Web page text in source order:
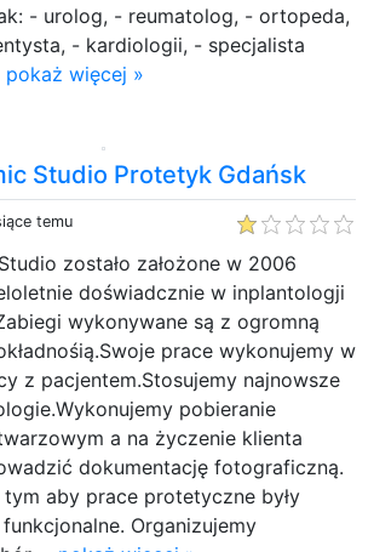
- urolog, - reumatolog, - ortopeda,
- kardiologii, - specjalista
pokaż więcej »
Studio Protetyk Gdańsk
temu
zostało założone w 2006
doświadcznie w inplantologji
wykonywane są z ogromną
prace wykonujemy w
z pacjentem.Stosujemy najnowsze
pobieranie
a na życzenie klienta
dokumentację fotograficzną.
tym aby prace protetyczne były
Organizujemy